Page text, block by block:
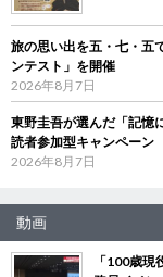
旅の思い出を五・七・五
ンテスト」を開催
2026年8月7日
東野圭吾が選んだ「記
読者参加型キャンペーン
2026年8月7日
動画
「100歳